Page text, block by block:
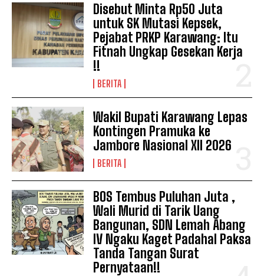
Disebut Minta Rp50 Juta
untuk SK Mutasi Kepsek,
Pejabat PRKP Karawang: Itu
Fitnah Ungkap Gesekan Kerja
!!
BERITA
Wakil Bupati Karawang Lepas
Kontingen Pramuka ke
Jambore Nasional XII 2026
BERITA
BOS Tembus Puluhan Juta ,
Wali Murid di Tarik Uang
Bangunan, SDN Lemah Abang
IV Ngaku Kaget Padahal Paksa
Tanda Tangan Surat
Pernyataan!!